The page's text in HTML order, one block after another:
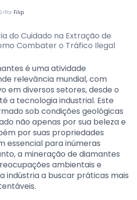
•Por Filip
é uma atividade
relevância mundial, com
em diversos setores, desde o
a tecnologia industrial. Este
sob condições geológicas
não apenas por sua beleza e
por suas propriedades
essencial para inúmeras
a mineração de diamantes
ambientais e
indústria a buscar práticas mais